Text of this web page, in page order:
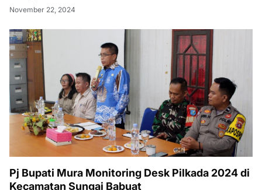
November 22, 2024
Pj Bupati Mura Monitoring Desk Pilkada 2024 di
Kecamatan Sungai Babuat